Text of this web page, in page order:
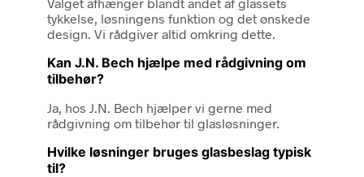
tykkelse, løsningens funktion og det ønskede
design. Vi rådgiver altid omkring dette.
Kan J.N. Bech hjælpe med rådgivning om
tilbehør?
Ja, hos J.N. Bech hjælper vi gerne med
rådgivning om tilbehør til glasløsninger.
Hvilke løsninger bruges glasbeslag typisk
til?